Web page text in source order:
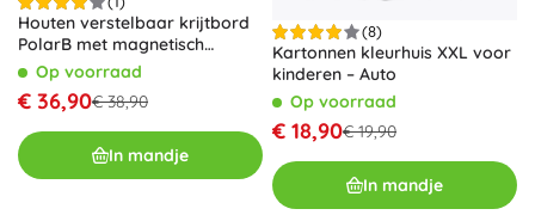
Houten verstelbaar krijtbord
PolarB met magnetisch
oppervlak
Op voorraad
€ 36,90€ 38,90
In mandje
(8)
Kartonnen kleurhuis XXL voor
kinderen – Auto
Op voorraad
€ 18,90€ 19,90
In mandje